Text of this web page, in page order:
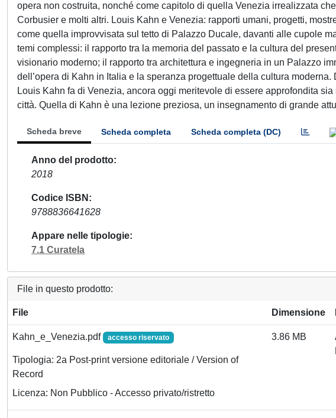
opera non costruita, nonché come capitolo di quella Venezia irrealizzata
Corbusier e molti altri. Louis Kahn e Venezia: rapporti umani, progetti,
come quella improvvisata sul tetto di Palazzo Ducale, davanti alle cupole
temi complessi: il rapporto tra la memoria del passato e la cultura del
visionario moderno; il rapporto tra architettura e ingegneria in un Palazzo
dell’opera di Kahn in Italia e la speranza progettuale della cultura
Louis Kahn fa di Venezia, ancora oggi meritevole di essere approfondita
città. Quella di Kahn è una lezione preziosa, un insegnamento di grande
Scheda breve Scheda completa Scheda completa (DC)
Anno del prodotto
2018
Codice ISBN
9788836641628
Appare nelle tipologie
7.1 Curatela
File in questo prodotto:
File Dimensione
Kahn_e_Venezia.pdf accesso riservato
Tipologia: 2a Post-print versione editoriale / Version of
Record
Licenza: Non Pubblico - Accesso privato/ristretto
3.86 MB